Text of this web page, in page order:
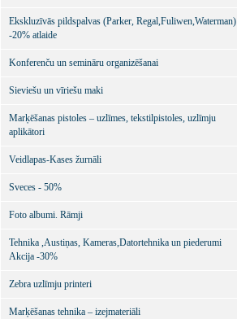
Ekskluzīvās pildspalvas (Parker, Regal,Fuliwen,Waterman)
-20% atlaide
Konferenču un semināru organizēšanai
Sieviešu un vīriešu maki
Marķēšanas pistoles – uzlīmes, tekstilpistoles, uzlīmju
aplikātori
Veidlapas-Kases žurnāli
Sveces - 50%
Foto albumi. Rāmji
Tehnika ,Austiņas, Kameras,Datortehnika un piederumi
Akcija -30%
Zebra uzlīmju printeri
Marķēšanas tehnika – izejmateriāli